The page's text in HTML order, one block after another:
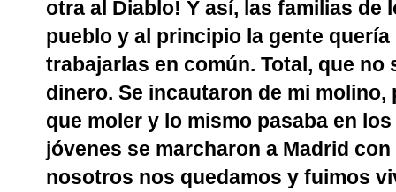
otra al Diablo! Y así, las familias
pueblo y al principio la gente
trabajarlas en común. Total, que
dinero. Se incautaron de mi
que moler y lo mismo pasaba en
jóvenes se marcharon a Madrid
nosotros nos quedamos y fuimos